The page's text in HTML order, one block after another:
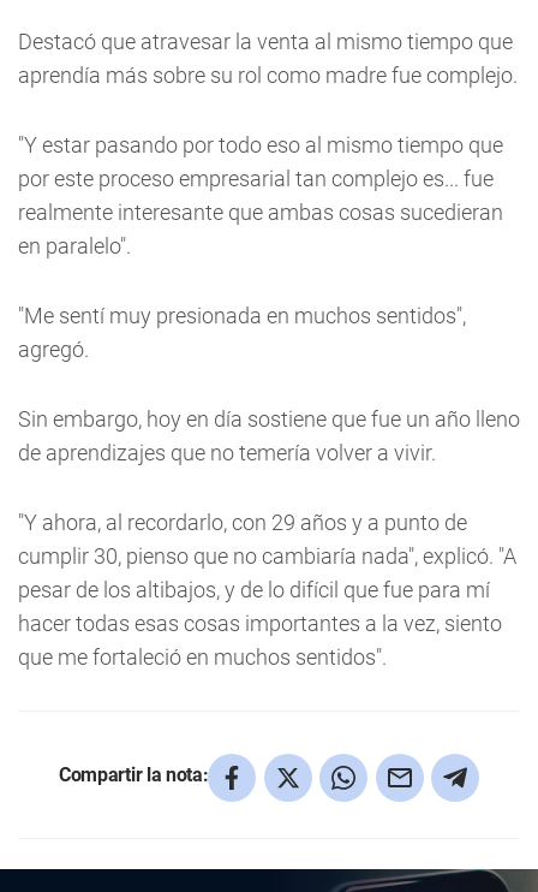
Destacó que atravesar la venta al mismo tiempo que
aprendía más sobre su rol como madre fue complejo.
"Y estar pasando por todo eso al mismo tiempo que
por este proceso empresarial tan complejo es... fue
realmente interesante que ambas cosas sucedieran
en paralelo".
"Me sentí muy presionada en muchos sentidos",
agregó.
Sin embargo, hoy en día sostiene que fue un año lleno
de aprendizajes que no temería volver a vivir.
"Y ahora, al recordarlo, con 29 años y a punto de
cumplir 30, pienso que no cambiaría nada", explicó. "A
pesar de los altibajos, y de lo difícil que fue para mí
hacer todas esas cosas importantes a la vez, siento
que me fortaleció en muchos sentidos".
Compartir la nota: